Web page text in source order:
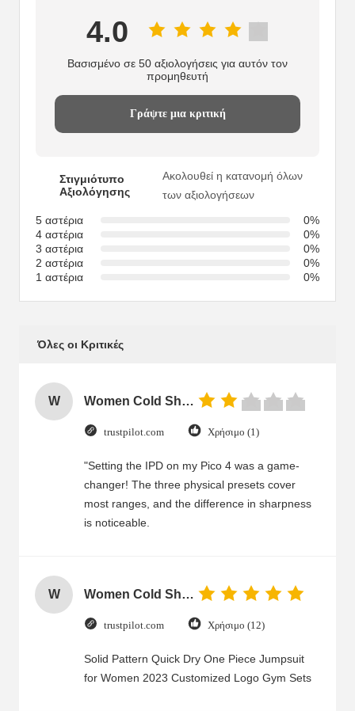
4.0
Βασισμένο σε 50 αξιολογήσεις για αυτόν τον
προμηθευτή
Γράψτε μια κριτική
Στιγμιότυπο
Αξιολόγησης
Ακολουθεί η κατανομή όλων
των αξιολογήσεων
5 αστέρια
0%
4 αστέρια
0%
3 αστέρια
0%
2 αστέρια
0%
1 αστέρια
0%
Όλες οι Κριτικές
W Women Cold Shoulder V Neck Rayon Blouse
trustpilot.com Χρήσιμο (1)
"Setting the IPD on my Pico 4 was a game-
changer! The three physical presets cover
most ranges, and the difference in sharpness
is noticeable.
W Women Cold Shoulder V Neck Rayon Blouse
trustpilot.com Χρήσιμο (12)
Solid Pattern Quick Dry One Piece Jumpsuit
for Women 2023 Customized Logo Gym Sets